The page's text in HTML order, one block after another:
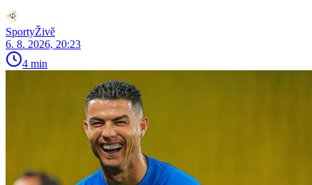
SportyŽivě
6. 8. 2026, 20:23
4 min